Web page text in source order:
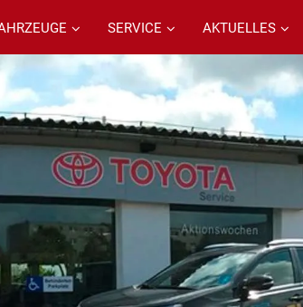
SERVICE AKTUELLES